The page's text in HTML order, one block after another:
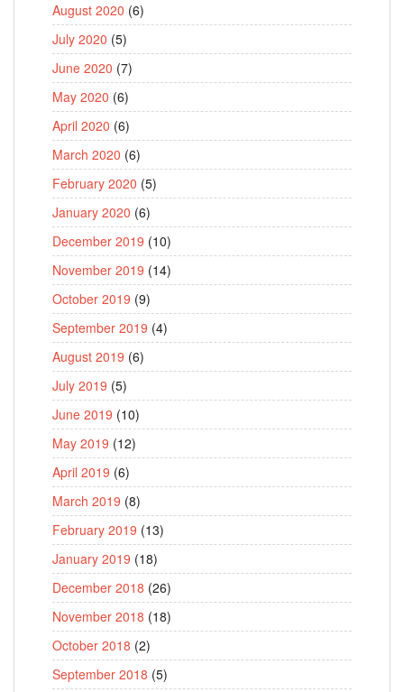
August 2020 (6)
July 2020 (5)
June 2020 (7)
May 2020 (6)
April 2020 (6)
March 2020 (6)
February 2020 (5)
January 2020 (6)
December 2019 (10)
November 2019 (14)
October 2019 (9)
September 2019 (4)
August 2019 (6)
July 2019 (5)
June 2019 (10)
May 2019 (12)
April 2019 (6)
March 2019 (8)
February 2019 (13)
January 2019 (18)
December 2018 (26)
November 2018 (18)
October 2018 (2)
September 2018 (5)